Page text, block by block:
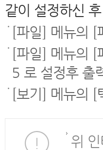
같이 설정하신
[파일] 메뉴의
[파일] 메뉴의
5 로 설정후 출
[보기] 메뉴의
위